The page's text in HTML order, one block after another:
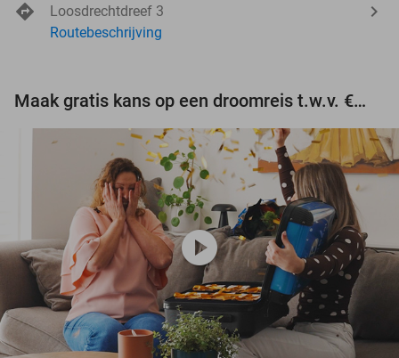
Loosdrechtdreef 3
Routebeschrijving
Maak gratis kans op een droomreis t.w.v. €3.000!
play_circle